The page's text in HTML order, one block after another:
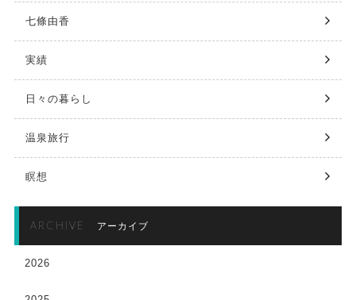
七條由香
実績
日々の暮らし
温泉旅行
瞑想
ARCHIVE アーカイブ
2026